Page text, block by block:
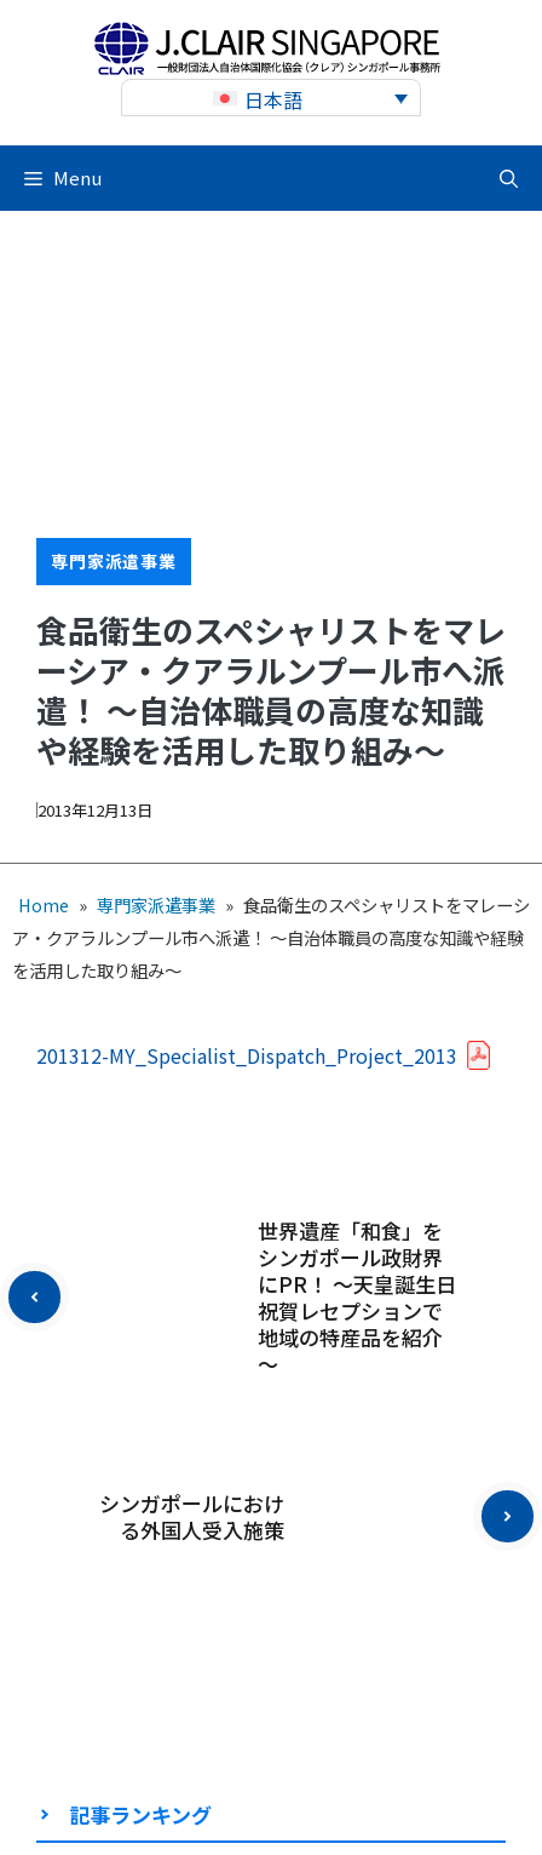
日本語
Menu
専門家派遣事業
食品衛生のスペシャリストをマレ
ーシア・クアラルンプール市へ派
遣！ ～自治体職員の高度な知識
や経験を活用した取り組み～
2013年12月13日
Home » 専門家派遣事業 » 食品衛生のスペシャリストをマレーシ
ア・クアラルンプール市へ派遣！ ～自治体職員の高度な知識や経験
を活用した取り組み～
201312-MY_Specialist_Dispatch_Project_2013
世界遺産「和食」を
シンガポール政財界
にPR！ ～天皇誕生日
祝賀レセプションで
地域の特産品を紹介
～
シンガポールにおけ
る外国人受入施策
記事ランキング